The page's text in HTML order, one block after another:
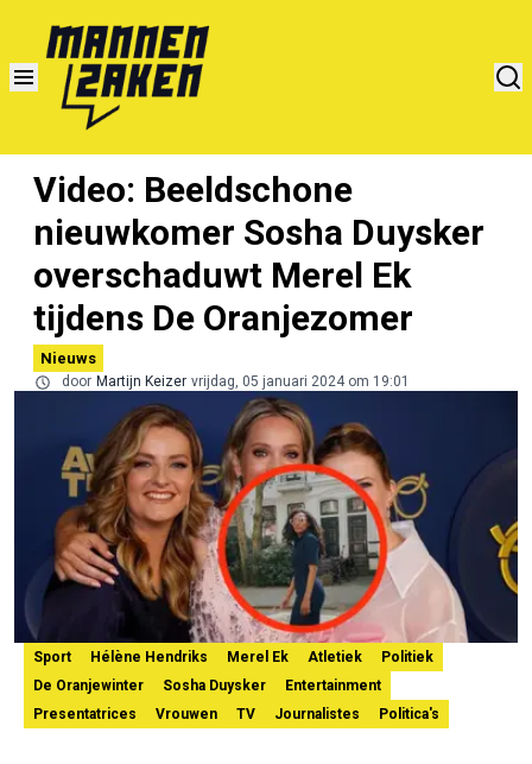
Video: Beeldschone
nieuwkomer Sosha Duysker
overschaduwt Merel Ek
tijdens De Oranjezomer
Nieuws
door Martijn Keizer vrijdag, 05 januari 2024 om 19:01
Sport Hélène Hendriks Merel Ek Atletiek
Politiek
De Oranjewinter
Sosha Duysker
Entertainment
Presentatrices
Vrouwen TV Journalistes Politica's